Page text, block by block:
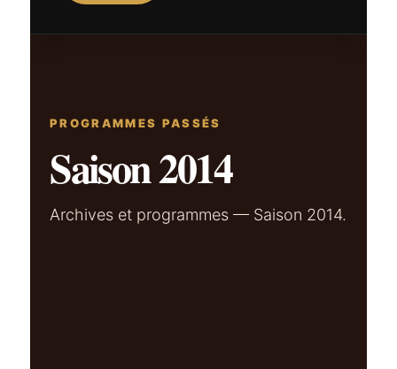
PROGRAMMES PASSÉS
Saison 2014
Archives et programmes — Saison 2014.